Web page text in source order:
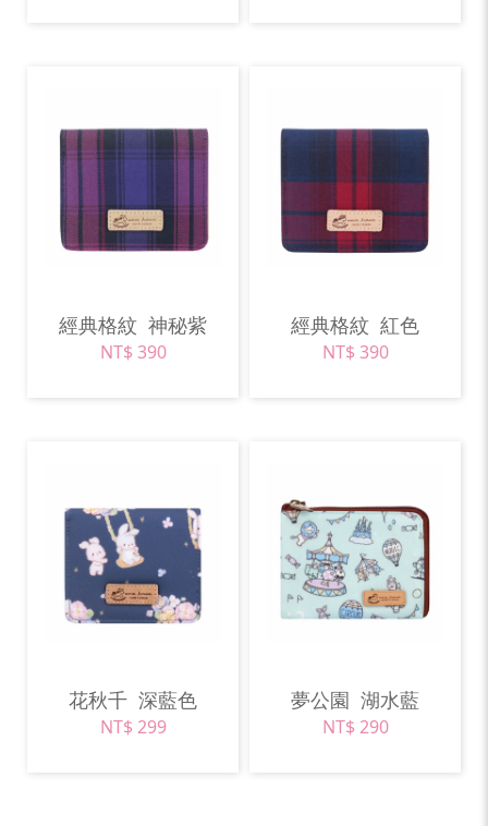
經典格紋 神秘紫
NT$ 390
經典格紋 紅色
NT$ 390
花秋千 深藍色
NT$ 299
夢公園 湖水藍
NT$ 290